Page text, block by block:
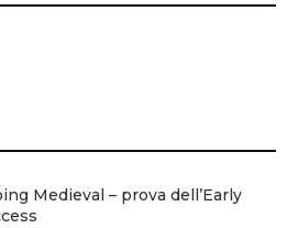
Medieval – prova dell’Early